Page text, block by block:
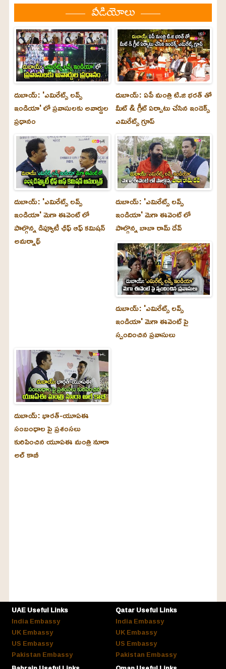
వీడియోలు
దుబాయ్: 'ఎమిరేట్స్ లవ్స్
ఇండియా' లో ప్రవాసులకు అవార్డుల
ప్రధానం
దుబాయ్: ఏపీ మంత్రి టి.జి భరత్ తో
మీట్ & గ్రీట్ ఏర్పాటు చేసిన ఇండెక్స్
ఎమిరేట్స్ గ్రూప్
దుబాయ్‌: 'ఎమిరేట్స్ లవ్స్
ఇండియా' మెగా ఈవెంట్ లో
పాల్గొన్న డిప్యూటీ ఛీఫ్ ఆఫ్ కమిషన్
అమర్నాథ్
దుబాయ్‌: 'ఎమిరేట్స్ లవ్స్
ఇండియా' మెగా ఈవెంట్ లో
పాల్గొన్న బాబా రామ్ దేవ్
దుబాయ్‌: 'ఎమిరేట్స్ లవ్స్
ఇండియా' మెగా ఈవెంట్ పై
స్పందించిన ప్రవాసులు
దుబాయ్‌: భారత్-యూఏఈ
సంబంధాల పై ప్రశంసలు
కురిపించిన యూఏఈ మంత్రి నూరా
అల్‌ కాబీ
UAE Useful Links
India Embassy
UK Embassy
US Embassy
Pakistan Embassy
Qatar Useful Links
India Embassy
UK Embassy
US Embassy
Pakistan Embassy